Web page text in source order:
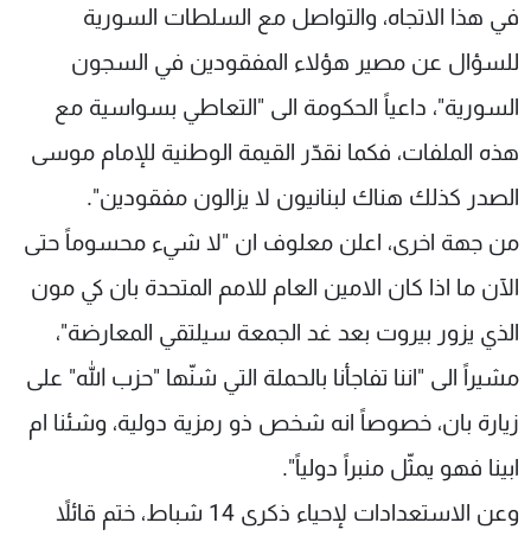
في هذا الاتجاه، والتواصل مع السلطات السورية
للسؤال عن مصير هؤلاء المفقودين في السجون
السورية"، داعياً الحكومة الى "التعاطي بسواسية مع
هذه الملفات، فكما نقدّر القيمة الوطنية للإمام موسى
الصدر كذلك هناك لبنانيون لا يزالون مفقودين".
من جهة اخرى، اعلن معلوف ان "لا شيء محسوماً حتى
الآن ما اذا كان الامين العام للامم المتحدة بان كي مون
الذي يزور بيروت بعد غد الجمعة سيلتقي المعارضة"،
مشيراً الى "اننا تفاجأنا بالحملة التي شنّها "حزب الله" على
زيارة بان، خصوصاً انه شخص ذو رمزية دولية، وشئنا ام
ابينا فهو يمثّل منبراً دولياً".
وعن الاستعدادات لإحياء ذكرى 14 شباط، ختم قائلاً